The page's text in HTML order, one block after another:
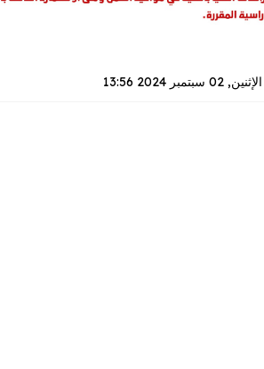
الإثنين, 02 سبتمبر 2024 13:56